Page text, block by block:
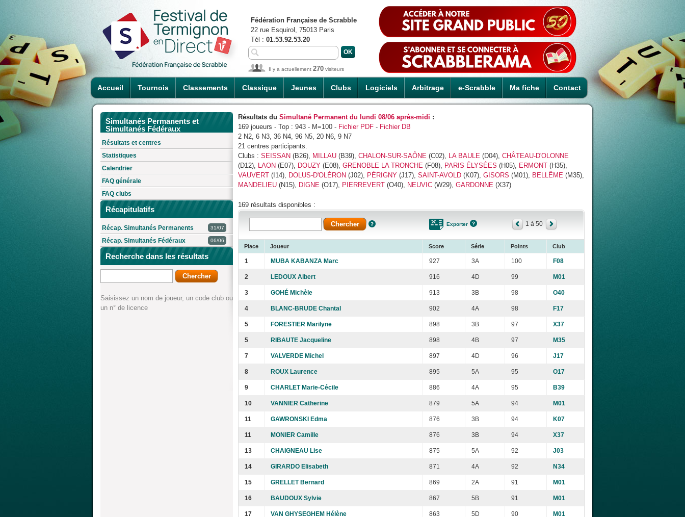
Accueil Tournois Classements Classique Jeunes Clubs Logiciels Arbitrage e-Scrabble Ma fiche Contact
Fédération Française de Scrabble
22 rue Esquirol, 75013 Paris
Tél : 01.53.92.53.20
Il y a actuellement 270 visiteurs
Simultanés Permanents et
Simultanés Fédéraux
Résultats et centres
Statistiques
Calendrier
FAQ générale
FAQ clubs
Récapitulatifs
Récap. Simultanés Permanents 31/07
Récap. Simultanés Fédéraux 06/06
Recherche dans les résultats
Saisissez un nom de joueur, un code club ou
un n° de licence
Résultats du Simultané Permanent du lundi 08/06 après-midi :
169 joueurs - Top : 943 - M=100 - Fichier PDF - Fichier DB
2 N2, 6 N3, 36 N4, 96 N5, 20 N6, 9 N7
21 centres participants.
Clubs : SEISSAN (B26), MILLAU (B39), CHALON-SUR-SAÔNE (C02), LA BAULE (D04), CHÂTEAU-D'OLONNE
(D12), LAON (E07), DOUZY (E08), GRENOBLE LA TRONCHE (F08), PARIS ÉLYSÉES (H05), ERMONT (H35),
VAUVERT (I14), DOLUS-D'OLÉRON (J02), PÉRIGNY (J17), SAINT-AVOLD (K07), GISORS (M01), BELLÊME (M35),
MANDELIEU (N15), DIGNE (O17), PIERREVERT (O40), NEUVIC (W29), GARDONNE (X37)
169 résultats disponibles :
Exporter 1 à 50
Place Joueur Score Série Points Club
1 MUBA KABANZA Marc 927 3A 100 F08
2 LEDOUX Albert 916 4D 99 M01
3 GOHÉ Michèle 913 3B 98 O40
4 BLANC-BRUDE Chantal 902 4A 98 F17
5 FORESTIER Marilyne 898 3B 97 X37
5 RIBAUTE Jacqueline 898 4B 97 M35
7 VALVERDE Michel 897 4D 96 J17
8 ROUX Laurence 895 5A 95 O17
9 CHARLET Marie-Cécile 886 4A 95 B39
10 VANNIER Catherine 879 5A 94 M01
11 GAWRONSKI Edma 876 3B 94 K07
11 MONIER Camille 876 3B 94 X37
13 CHAIGNEAU Lise 875 5A 92 J03
14 GIRARDO Elisabeth 871 4A 92 N34
15 GRELLET Bernard 869 2A 91 M01
16 BAUDOUX Sylvie 867 5B 91 M01
17 VAN GHYSEGHEM Hélène 863 5D 90 M01